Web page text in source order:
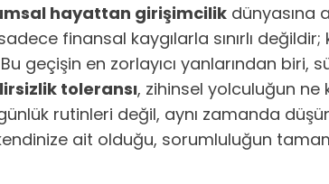
hayattan girişimcilik dünyasına
finansal kaygılarla sınırlı
geçişin en zorlayıcı yanlarından biri,
toleransı, zihinsel yolculuğun ne
rutinleri değil, aynı zamanda
ait olduğu, sorumluluğun